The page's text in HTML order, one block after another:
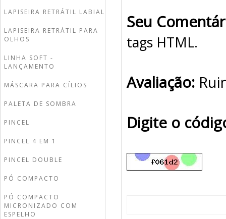
LAPISEIRA RETRÁTIL LABIAL
LAPISEIRA RETRÁTIL PARA
OLHOS
LINHA SOFT -
LANÇAMENTO
MÁSCARA PARA CÍLIOS
PALETA DE SOMBRA
PINCEL
PINCEL 4 EM 1
PINCEL DOUBLE
PÓ COMPACTO
PÓ COMPACTO
MICRONIZADO COM
ESPELHO
Seu
tags HTML.
Avaliação:
Digite o